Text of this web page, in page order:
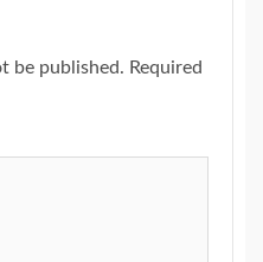
be published. Required